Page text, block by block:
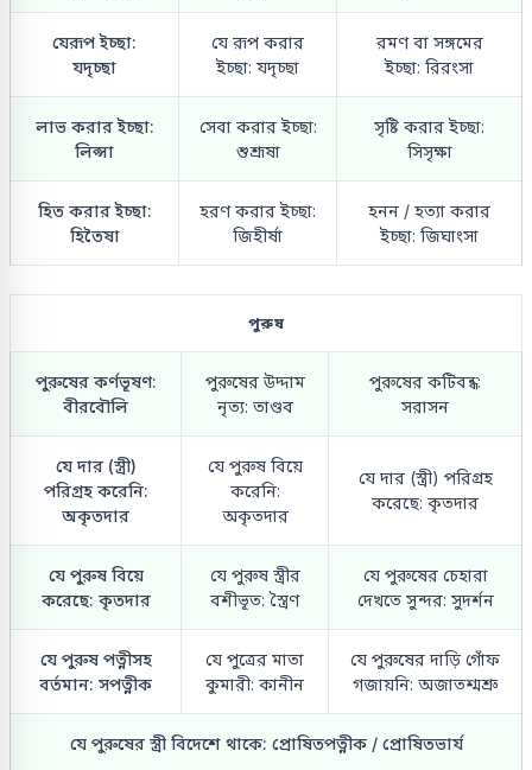
যেরূপ ইচ্ছা:
যদৃচ্ছা
যে রূপ করার
ইচ্ছা: যদৃচ্ছা
রমণ বা সঙ্গমের
ইচ্ছা: রিরংসা
লাভ করার ইচ্ছা:
লিপ্সা
সেবা করার ইচ্ছা:
শুশ্রূষা
সৃষ্টি করার ইচ্ছা:
সিসৃক্ষা
হিত করার ইচ্ছা:
হিতৈষা
হরণ করার ইচ্ছা:
জিহীর্ষা
হনন / হত্যা করার
ইচ্ছা: জিঘাংসা
পুরুষ
পুরুষের কর্ণভূষণ:
বীরবৌলি
পুরুষের উদ্দাম
নৃত্য: তাণ্ডব
পুরুষের কটিবন্ধ:
সরাসন
যে দার (স্ত্রী)
পরিগ্রহ করেনি:
অকৃতদার
যে পুরুষ বিয়ে
করেনি:
অকৃতদার
যে দার (স্ত্রী) পরিগ্রহ
করেছে: কৃতদার
যে পুরুষ বিয়ে
করেছে: কৃতদার
যে পুরুষ স্ত্রীর
বশীভূত: স্ত্রৈণ
যে পুরুষের চেহারা
দেখতে সুন্দর: সুদর্শন
যে পুরুষ পত্নীসহ
বর্তমান: সপত্নীক
যে পুত্রের মাতা
কুমারী: কানীন
যে পুরুষের দাড়ি গোঁফ
গজায়নি: অজাতশ্মশ্রু
যে পুরুষের স্ত্রী বিদেশে থাকে: প্রোষিতপত্নীক / প্রোষিতভার্য